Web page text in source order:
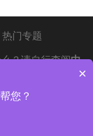
学生考完cma，就
认证知识，详情
热门专题
？请自行查阅中
© 2022
×
您？